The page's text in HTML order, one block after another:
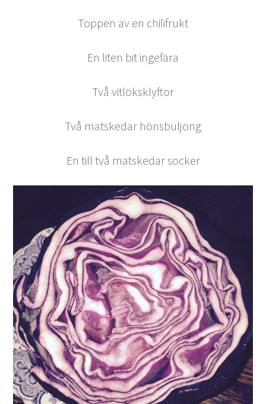
Toppen av en chilifrukt
En liten bit ingefära
Två vitlöksklyftor
Två matskedar hönsbuljong
En till två matskedar socker